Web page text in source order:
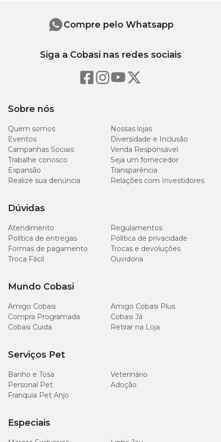
Gênero Unissex
Matéria Mineral (máx.)
Matéria Fibrosa (máx.) 40 g/kg 4,00%
Fibra Dietética Total (máx.) 80 g/kg 8,00%
14 g/kg
Fósforo (mín.)
mg/kg
0,60%
Sódio (mín.)
Potássio (mín.)
5.800
mg/kg
Ômega 3 (mín.)
mg/kg
Taurina (mín.)
L-carnitina (mín.)
Sobre nós
Quem somos
Nossas lojas
Eventos
Diversidade e Inclusão
Campanhas Sociais
Venda Responsável
Trabalhe conosco
Seja um fornecedor
Expansão
Transparência
Realize sua denúncia
Relações com Investidores
Dúvidas
Atendimento
Regulamentos
Política de entregas
Política de privacidade
Formas de pagamento
Trocas e devoluções
Troca Fácil
Ouvidoria
Mundo Cobasi
Amigo Cobasi
Amigo Cobasi Plus
Compra Programada
Cobasi Já
Cobasi Cuida
Retirar na Loja
Serviços Pet
Banho e Tosa
Veterinário
Personal Pet
Adoção
Franquia Pet Anjo
Especiais
Compre pelo Whatsapp
Siga a Cobasi nas redes sociais